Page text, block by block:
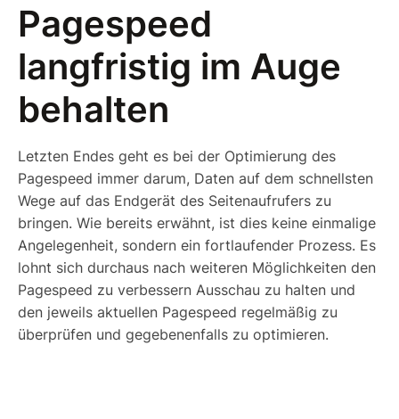
Pagespeed
langfristig im Auge
behalten
Letzten Endes geht es bei der Optimierung des
Pagespeed immer darum, Daten auf dem schnellsten
Wege auf das Endgerät des Seitenaufrufers zu
bringen. Wie bereits erwähnt, ist dies keine einmalige
Angelegenheit, sondern ein fortlaufender Prozess. Es
lohnt sich durchaus nach weiteren Möglichkeiten den
Pagespeed zu verbessern Ausschau zu halten und
den jeweils aktuellen Pagespeed regelmäßig zu
überprüfen und gegebenenfalls zu optimieren.